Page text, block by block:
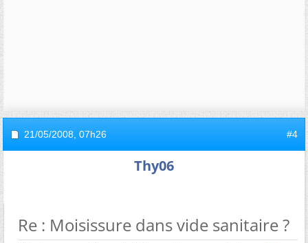
21/05/2008, 07h26 #4
Thy06
Re : Moisissure dans vide sanitaire ?